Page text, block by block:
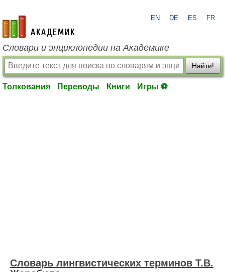
academic.ru
EN DE ES FR
Словари и энциклопедии на Академике
Найти!
Толкования Переводы Книги Игры ⚽
Словарь лингвистических терминов Т.В.